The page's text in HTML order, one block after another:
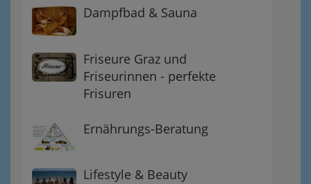
Dampfbad & Sauna
Friseure Graz und
Friseurinnen - perfekte
Frisuren
Ernährungs-Beratung
Lifestyle & Beauty